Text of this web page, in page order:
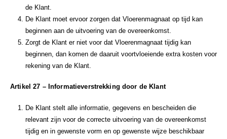
de Klant.
De Klant moet ervoor zorgen dat Vloerenmagnaat op tijd kan
beginnen aan de uitvoering van de overeenkomst.
Zorgt de Klant er niet voor dat Vloerenmagnaat tijdig kan
beginnen, dan komen de daaruit voortvloeiende extra kosten voor
rekening van de Klant.
Artikel 27 – Informatieverstrekking door de Klant
De Klant stelt alle informatie, gegevens en bescheiden die
relevant zijn voor de correcte uitvoering van de overeenkomst
tijdig en in gewenste vorm en op gewenste wijze beschik­baar